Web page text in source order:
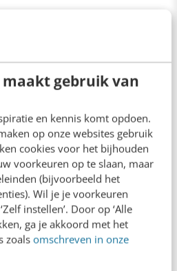
gebruik van
en kennis komt opdoen.
op onze websites gebruik
cookies voor het bijhouden
voorkeuren op te slaan, maar
(bijvoorbeeld het
Wil je je voorkeuren
instellen’. Door op ‘Alle
ga je akkoord met het
zoals omschreven in onze